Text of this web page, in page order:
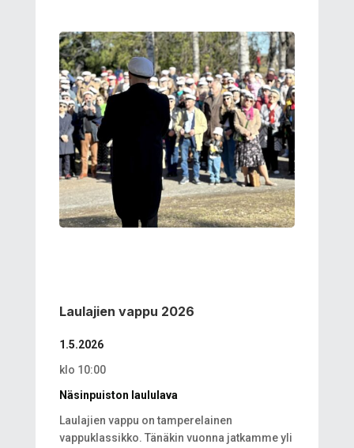
Laulajien vappu 2026
1.5.2026
klo 10:00
Näsinpuiston laululava
Laulajien vappu on tamperelainen
vappuklassikko. Tänäkin vuonna jatkamme yli